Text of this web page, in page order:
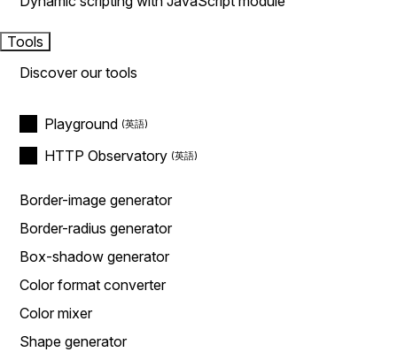
Tools
Discover our tools
Playground
HTTP Observatory
Border-image generator
Border-radius generator
Box-shadow generator
Color format converter
Color mixer
Shape generator